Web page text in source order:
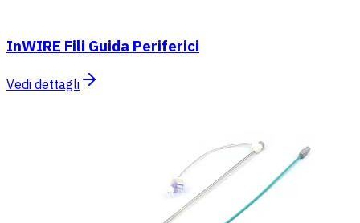
InWIRE Fili Guida Periferici
Vedi dettagli